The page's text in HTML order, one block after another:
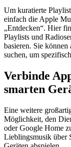
Um kuratierte
einfach die Apple
„Entdecken“. Hier
Playlists und
basieren. Sie
suchen, um
Verbinde
smarten
Eine weitere
Möglichkeit, den
oder Google Home
Lieblingsmusik über